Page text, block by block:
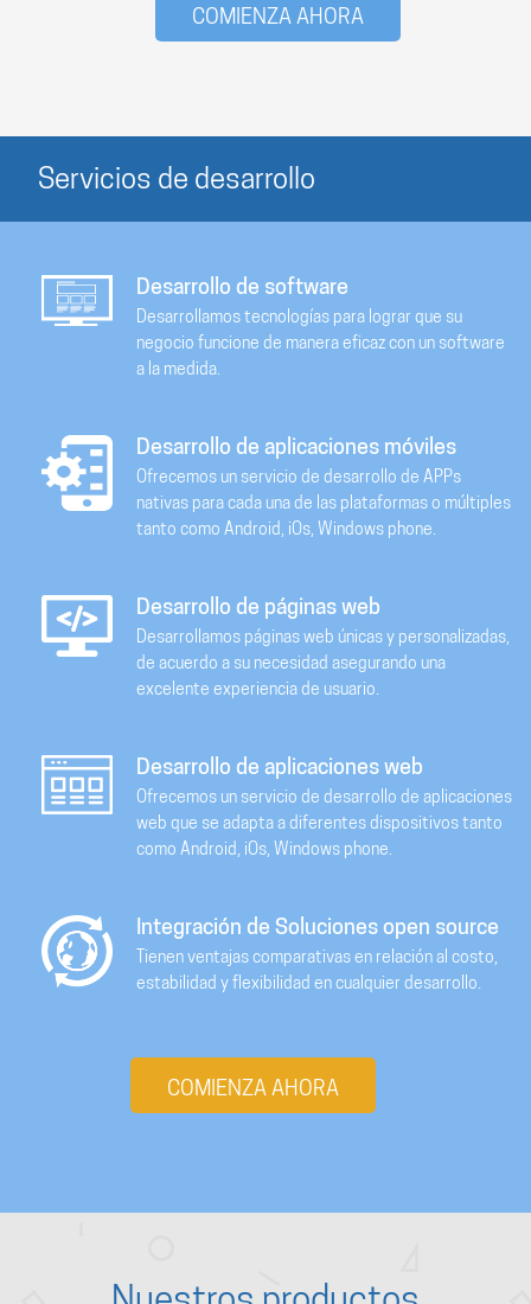
COMIENZA AHORA
Servicios de desarrollo
Desarrollo de software
Desarrollamos tecnologías para lograr que su
negocio funcione de manera eficaz con un software
a la medida.
Desarrollo de aplicaciones móviles
Ofrecemos un servicio de desarrollo de APPs
nativas para cada una de las plataformas o múltiples
tanto como Android, iOs, Windows phone.
Desarrollo de páginas web
Desarrollamos páginas web únicas y personalizadas,
de acuerdo a su necesidad asegurando una
excelente experiencia de usuario.
Desarrollo de aplicaciones web
Ofrecemos un servicio de desarrollo de aplicaciones
web que se adapta a diferentes dispositivos tanto
como Android, iOs, Windows phone.
Integración de Soluciones open source
Tienen ventajas comparativas en relación al costo,
estabilidad y flexibilidad en cualquier desarrollo.
COMIENZA AHORA